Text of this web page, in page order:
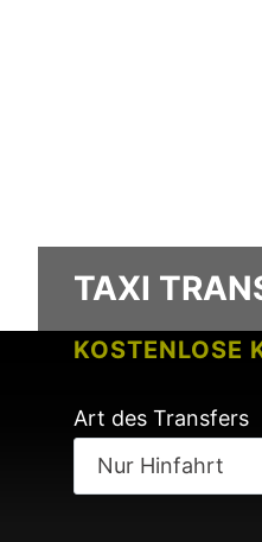
KOSTENLOSE
KEINE
TAXI
Art des Transfers